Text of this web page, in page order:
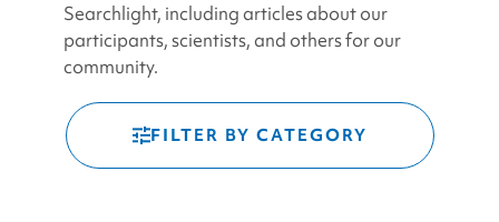
Searchlight, including articles about our
participants, scientists, and others for our
community.
FILTER BY CATEGORY